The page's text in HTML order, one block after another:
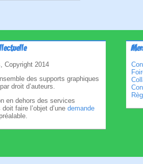
Copyright 2014
des supports graphiques
droit d’auteurs.
en dehors des services
faire l’objet d’une demande
préalable.